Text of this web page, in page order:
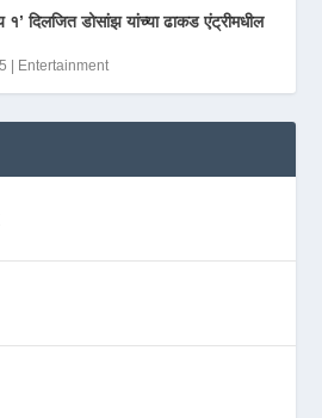
१’ दिलजित डोसांझ यांच्या ढाकड एंट्रीमधील
| Entertainment